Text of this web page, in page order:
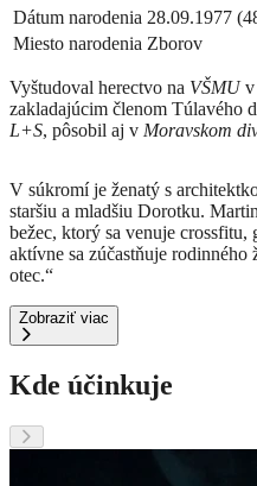
Dátum narodenia 28.09.1977
Miesto narodenia Zborov
Vyštudoval herectvo na VŠMUv
zakladajúcim členom Túlavého
L+S, pôsobil aj v Moravskom
V súkromí je ženatý s
staršiu a mladšiu Dorotku.
bežec, ktorý sa venuje
aktívne sa zúčastňuje
otec.“
Zobraziť viac
Kde účinkuje